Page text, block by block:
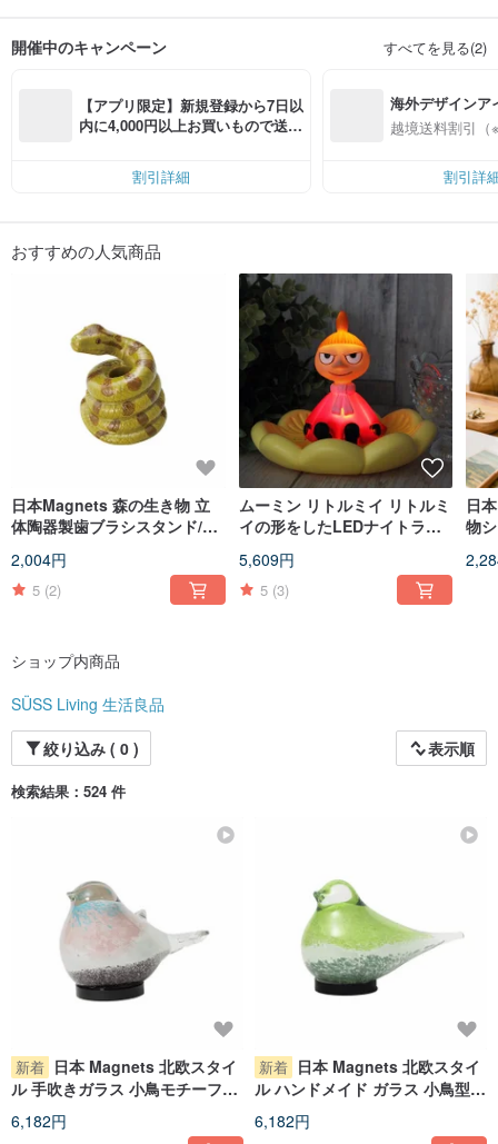
だからこそ世界を旅し、色鮮やかで創造性にあふれた暮らしの小物を丁寧にセ
レクトしています。
ここでただ雑貨を購入するだけでなく、暮らしにささやかな儀式感とぬくもり
SÜSS は、単なるショップではありません。
開催中のキャンペーン すべてを見る(2)
【アプリ限定】新規登録から7日以
内に4,000円以上お買いもので送料
割引詳細
海外デザインア
入
越境送料割引（
割引詳
おすすめの人気商品
日本Magnets 森の生き物 立
体陶器製歯ブラシスタンド/ペ
2,004円
5 (2)
ムーミン リトルミイ リトルミ
イの形をしたLEDナイトライ
5,609円
5 (3)
日
物
が
ショップ内商品
SÜSS Living 生活良品
絞り込み ( 0 )
表示順
検索結果：524 件
新着 日本 Magnets 北欧スタイ
ル 手吹きガラス 小鳥モチーフ
USB ナイトライト/ムードランプ
(ピンク)
6,182円
新着 日本 Magnets 北欧スタイ
ル ハンドメイド ガラス 小鳥型
USB ナイトライト／ムードラン
プ (ライトグリーン)
6,182円